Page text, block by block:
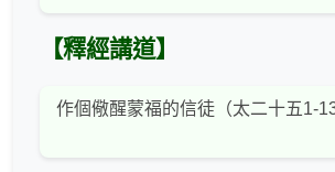
【釋經講道】
作個儆醒蒙福的信徒（太二十五1-13